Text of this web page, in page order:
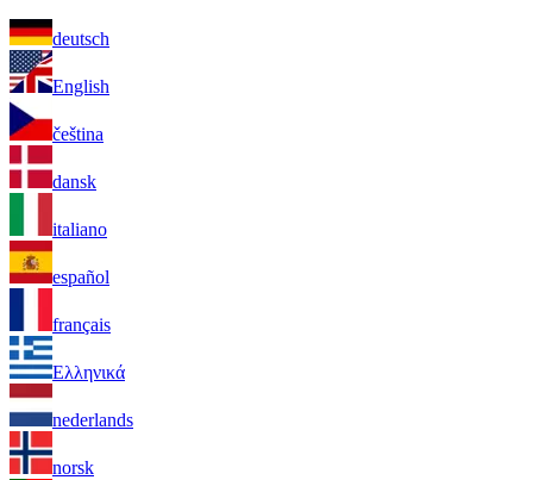
deutsch
English
čeština
dansk
italiano
español
français
Ελληνικά
nederlands
norsk